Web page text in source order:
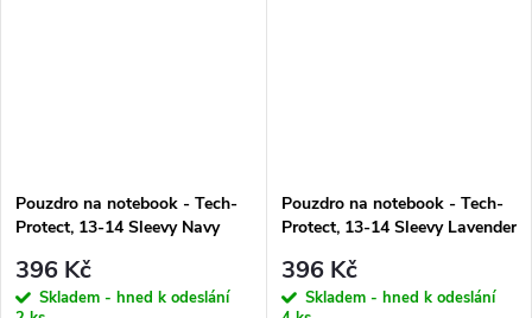
Pouzdro na notebook - Tech-
Protect, 13-14 Sleevy Navy
396 Kč
Skladem - hned k odeslání
Pouzdro na notebook - Tech-
Protect, 13-14 Sleevy Lavender
396 Kč
Skladem - hned k odeslání